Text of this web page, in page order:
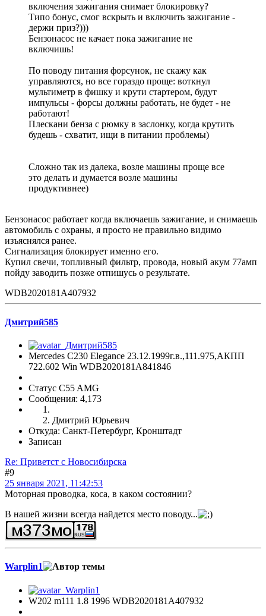
включения зажигания снимает блокировку?
Типо бонус, смог вскрыть и включить зажигание -
держи приз?)))
Бензонасос не качает пока зажигание не
включишь!
По поводу питания форсунок, не скажу как
управляются, но все гораздо проще: воткнул
мультиметр в фишку и крути стартером, будут
импульсы - форсы должны работать, не будет - не
работают!
Плескани бенза с рюмку в заслонку, когда крутить
будешь - схватит, ищи в питании проблемы)
Сложно так из далека, возле машины проще все
это делать и думается возле машины
продуктивнее)
Бензонасос работает когда включаешь зажигание, и снимаешь
автомобиль с охраны, я просто не правильно видимо
изъяснялся ранее.
Сигнализация блокирует именно его.
Купил свечи, топливный фильтр, провода, новый акум 77амп
пойду заводить позже отпишусь о результате.
WDB2020181A407932
Дмитрий585
Mercedes C230 Elegance 23.12.1999г.в.,111.975,АКПП
722.602 Win WDB2020181A841846
Статус C55 AMG
Сообщения: 4,173
Дмитрий Юрьевич
Откуда: Санкт-Петербург, Кронштадт
Записан
Re: Приветст с Новосибирска
#9
25 января 2021, 11:42:53
Моторная проводка, коса, в каком состоянии?
В нашей жизни всегда найдется место поводу...
Warplin1
W202 m111 1.8 1996 WDB2020181A407932